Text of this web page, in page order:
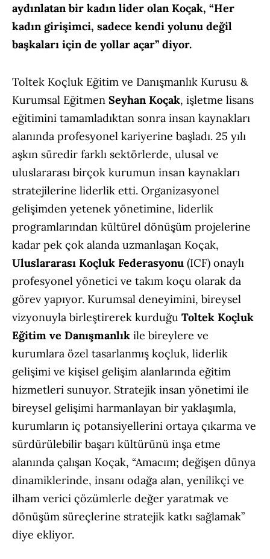
aydınlatan bir kadın lider olan Koçak, “Her
kadın girişimci, sadece kendi yolunu değil
başkaları için de yollar açar” diyor.
Toltek Koçluk Eğitim ve Danışmanlık Kurusu &
Kurumsal Eğitmen Seyhan Koçak, işletme lisans
eğitimini tamamladıktan sonra insan kaynakları
alanında profesyonel kariyerine başladı. 25 yılı
aşkın süredir farklı sektörlerde, ulusal ve
uluslararası birçok kurumun insan kaynakları
stratejilerine liderlik etti. Organizasyonel
gelişimden yetenek yönetimine, liderlik
programlarından kültürel dönüşüm projelerine
kadar pek çok alanda uzmanlaşan Koçak,
Uluslararası Koçluk Federasyonu (ICF) onaylı
profesyonel yönetici ve takım koçu olarak da
görev yapıyor. Kurumsal deneyimini, bireysel
vizyonuyla birleştirerek kurduğu Toltek Koçluk
Eğitim ve Danışmanlık ile bireylere ve
kurumlara özel tasarlanmış koçluk, liderlik
gelişimi ve kişisel gelişim alanlarında eğitim
hizmetleri sunuyor. Stratejik insan yönetimi ile
bireysel gelişimi harmanlayan bir yaklaşımla,
kurumların iç potansiyellerini ortaya çıkarma ve
sürdürülebilir başarı kültürünü inşa etme
alanında çalışan Koçak, “Amacım; değişen dünya
dinamiklerinde, insanı odağa alan, yenilikçi ve
ilham verici çözümlerle değer yaratmak ve
dönüşüm süreçlerine stratejik katkı sağlamak”
diye ekliyor.